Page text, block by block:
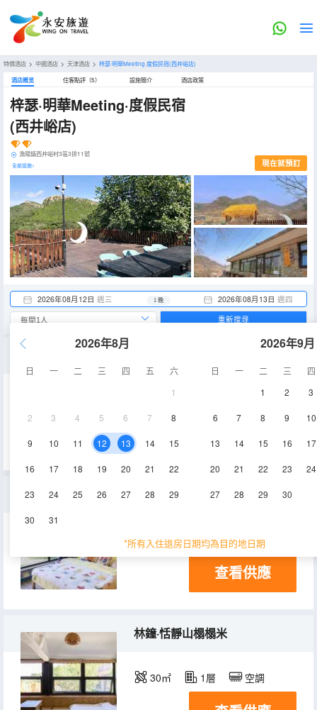
特價酒店 > 中國酒店 > 天津酒店 > 梓瑟·明華Meeting·度假民宿(西井峪店)
酒店概览 住客點評（5） 設施簡介 酒店政策
梓瑟·明華Meeting·度假民宿
(西井峪店)
漁陽鎮西井峪村3區3排11號
全部設施> 現在就預訂
2026年08月12日 週三 2026年08月13日 週四
1 晚
2026年8月
日 一 二 三 四 五
六
1
2 3 4 5 6 7 8
9 10 11 12 13 14 15
16 17 18 19 20 21 22
23 24 25 26 27 28 29
30 31
2026年9月
日 一 二 三
四
1
2 3
6 7 8 9 10
13 14 15 16 17
20 21 22 23 24
27 28 29 30
*所有入住退房日期均為目的地日期
重新搜尋
空調
伴山·舒適大床房
15-20㎡ 1層 空調
查看供應
林鐘·恬靜山榻榻米
30㎡ 1層 空調